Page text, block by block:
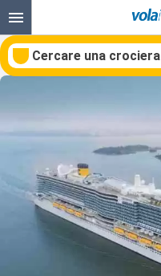
Cercare una crociera
Le nostre destinazioni
Mesi di partenza
Porti